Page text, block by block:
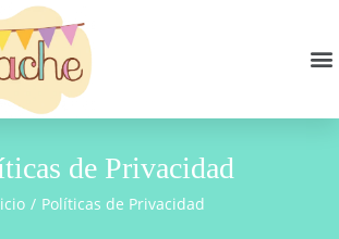
de Privacidad
/ Políticas de Privacidad